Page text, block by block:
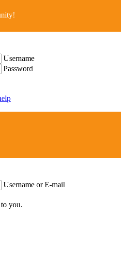
Username
Password
Username or E-mail
you.